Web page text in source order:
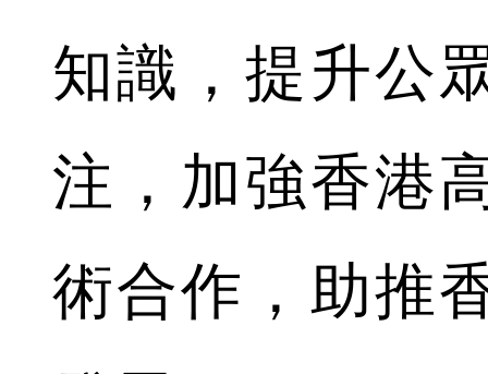
知識，提升公
注，加強香港
術合作，助推